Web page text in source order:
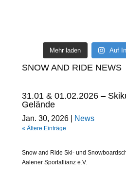
Mehr laden Auf
SNOW AND RIDE NEWS
31.01 & 01.02.2026 –
Gelände
Jan. 30, 2026| News
« Ältere Einträge
Snow and Ride Ski- und
Aalener Sportallianz e.V.